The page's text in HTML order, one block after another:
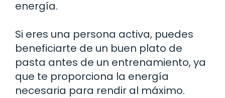
energía.
Si eres una persona activa, puedes
beneficiarte de un buen plato de
pasta antes de un entrenamiento, ya
que te proporciona la energía
necesaria para rendir al máximo.